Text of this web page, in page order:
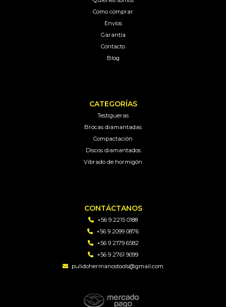
Como comprar
Envíos
Garantía
Contacto
Blog
CATEGORÍAS
Testigueras
Brocas diamantadas
Compactación
Discos diamantados
Vibrado de hormigón
CONTÁCTANOS
+56 9 2215 0188
+56 9 2099 0876
+56 9 2179 6582
+56 9 2761 9099
pulidohermanostools@gmail.com